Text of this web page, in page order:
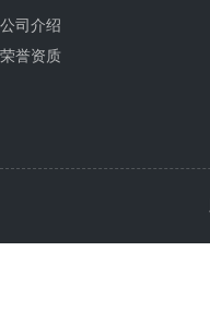
公司介绍
荣誉资质